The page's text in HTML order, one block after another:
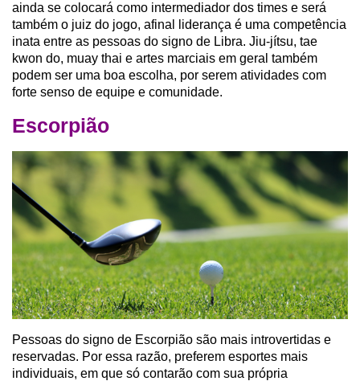
ainda se colocará como intermediador dos times e será
também o juiz do jogo, afinal liderança é uma competência
inata entre as pessoas do signo de Libra. Jiu-jítsu, tae
kwon do, muay thai e artes marciais em geral também
podem ser uma boa escolha, por serem atividades com
forte senso de equipe e comunidade.
Escorpião
Pessoas do signo de Escorpião são mais introvertidas e
reservadas. Por essa razão, preferem esportes mais
individuais, em que só contarão com sua própria